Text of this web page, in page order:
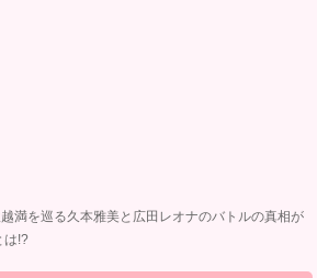
満を巡る久本雅美と広田レオナのバトルの真相が
は!?